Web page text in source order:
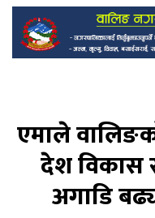
एमाले
देश विकास
अगाडि